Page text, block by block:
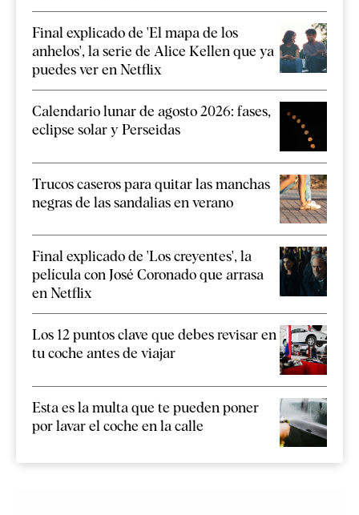
Final explicado de 'El mapa de los
anhelos', la serie de Alice Kellen que ya
puedes ver en Netflix
Calendario lunar de agosto 2026: fases,
eclipse solar y Perseidas
Trucos caseros para quitar las manchas
negras de las sandalias en verano
Final explicado de 'Los creyentes', la
película con José Coronado que arrasa
en Netflix
Los 12 puntos clave que debes revisar en
tu coche antes de viajar
Esta es la multa que te pueden poner
por lavar el coche en la calle